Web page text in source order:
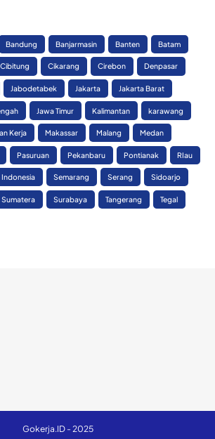
Bandung Banjarmasin Banten Batam
Cibitung Cikarang Cirebon Denpasar
Jabodetabek Jakarta Jakarta Barat
Jawa Timur Kalimantan karawang
Kerja Makassar Malang Medan
Pasuruan Pekanbaru Pontianak RIau
Indonesia Semarang Serang Sidoarjo
Sumatera Surabaya Tangerang Tegal
Gokerja.ID - 2025